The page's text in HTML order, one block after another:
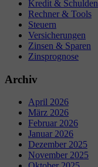
Kredit & Schulden
Rechner & Tools
Steuern
Versicherungen
Zinsen & Sparen
Zinsprognose
Archiv
April 2026
März 2026
Februar 2026
Januar 2026
Dezember 2025
November 2025